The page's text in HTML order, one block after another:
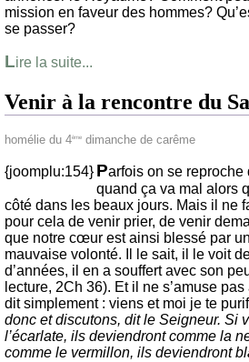
mission en faveur des hommes?
se passer?
Lire la suite...
Venir à la rencontre du
homélie du 4ème dimanche de carême
{joomplu:154} Parfois on se reproche
quand ça va mal alors
côté dans les beaux jours. Mais il ne
pour cela de venir prier, de venir
que notre cœur est ainsi blessé par
mauvaise volonté. Il le sait, il le voit
d’années, il en a souffert avec son
lecture, 2Ch 36). Et il ne s’amuse pas
dit simplement : viens et moi je te
donc et discutons, dit le Seigneur. Si
l’écarlate, ils deviendront comme la
comme le vermillon, ils deviendront